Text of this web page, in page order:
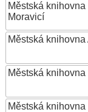
Městská
Moravicí
Městská
Městská
Městská knihovna